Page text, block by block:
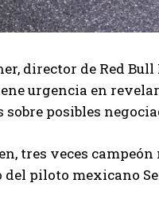
director de Red
urgencia en
sobre posibles
tres veces
del piloto mexicano